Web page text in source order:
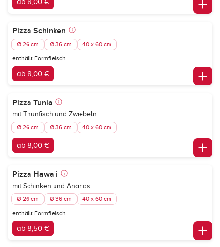
ab 8,00 €
Pizza Schinken
Ø 26 cm Ø 36 cm 40 x 60 cm
enthällt Formfleisch
ab 8,00 €
Pizza Tunia
mit Thunfisch und Zwiebeln
Ø 26 cm Ø 36 cm 40 x 60 cm
ab 8,00 €
Pizza Hawaii
mit Schinken und Ananas
Ø 26 cm Ø 36 cm 40 x 60 cm
enthällt Formfleisch
ab 8,50 €